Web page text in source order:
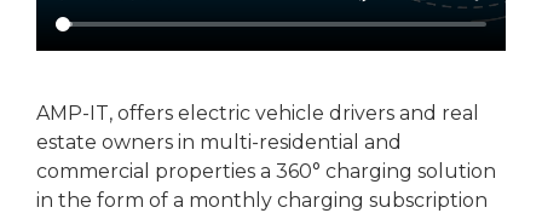
AMP-IT, offers electric vehicle drivers and real
estate owners in multi-residential and
commercial properties a 360° charging solution
in the form of a monthly charging subscription